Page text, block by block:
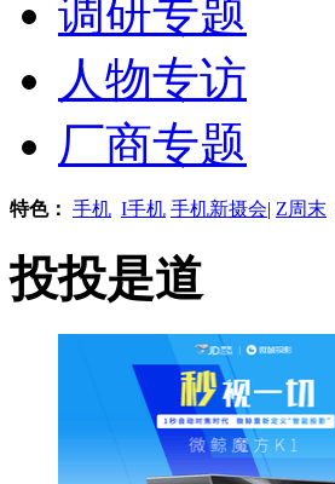
调研专题
人物专访
厂商专题
特色： 手机 I手机 手机新摄会| Z周末
投投是道